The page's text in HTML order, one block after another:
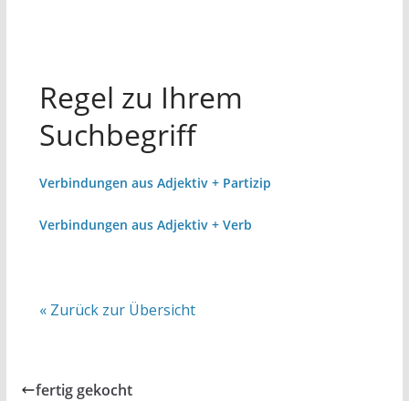
Regel zu Ihrem
Suchbegriff
Verbindungen aus Adjektiv + Partizip
Verbindungen aus Adjektiv + Verb
« Zurück zur Übersicht
fertig gekocht